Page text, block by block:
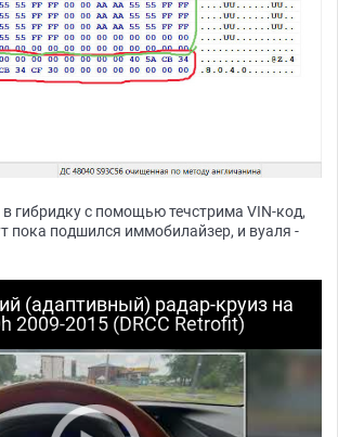
в гибридку с помощью течстрима VIN-код,
пока подшился иммобилайзер, и вуаля -
(адаптивный) радар-круиз на
2009-2015 (DRCC Retrofit)